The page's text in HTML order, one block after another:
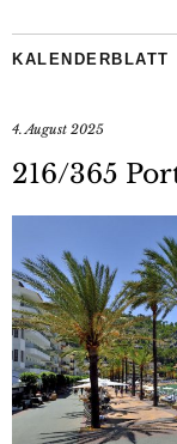
KALENDERBLATT
4. August 2025
216/365